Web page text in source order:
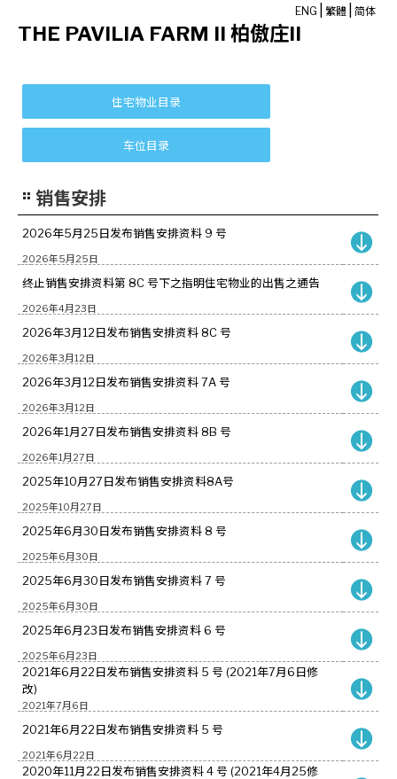
THE PAVILIA FARM II 柏傲庄II
ENG 繁體 简体
销售安排
2026年5月25日
2026年5月25日发布销售安排资料 9 号
2026年4月23日
终止销售安排资料第 8C 号下之指明住宅物业的出售之通告
2026年3月12日
2026年3月12日发布销售安排资料 8C 号
2026年3月12日
2026年3月12日发布销售安排资料 7A 号
2026年1月27日
2026年1月27日发布销售安排资料 8B 号
2025年10月27日
2025年10月27日发布销售安排资料8A号
2025年6月30日
2025年6月30日发布销售安排资料 8 号
2025年6月30日
2025年6月30日发布销售安排资料 7 号
2025年6月23日
2025年6月23日发布销售安排资料 6 号
2021年7月6日
2021年6月22日发布销售安排资料 5 号 (2021年7月6日修
改)
2021年6月22日
2021年6月22日发布销售安排资料 5 号
2020年11月22日发布销售安排资料 4 号 (2021年4月25修